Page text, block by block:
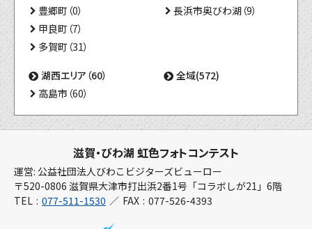
豊郷町（0）
甲良町（7）
多賀町（31）
長浜市奥びわ湖（9）
湖西エリア（60）
高島市（60）
全域(572)
滋賀・びわ湖 虹色フォトコンテスト
運営: 公益社団法人びわこビジターズビューロー
〒520-0806 滋賀県大津市打出浜2番1号「コラボしが21」6階
TEL
077-511-1530 FAX 077-526-4393